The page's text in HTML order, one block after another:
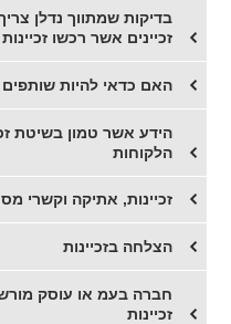
בדיקות שמתווך נדלן
זכיינים אשר רכשו זכיינות
​האם כדאי להיות שותפים
הידע אשר טמון בשיטת
הלקוחות
זכיינות, אתיקה וקשרי
הצלחה בזכיינות
​חברה בעמ או עוסק
זכיינות